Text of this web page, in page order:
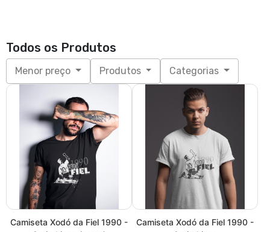
Todos os Produtos
Menor preço Produtos Categorias
Camiseta Xodó da Fiel 1990 -
Camiseta Xodó da Fiel 1990 -